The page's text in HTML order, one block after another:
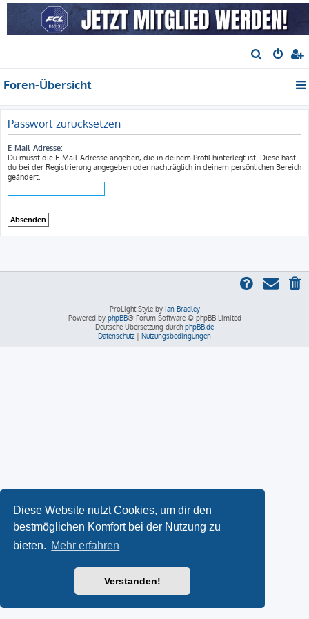
Diese Website nutzt Cookies, um dir den
bestmöglichen Komfort bei der Nutzung zu
bieten. Mehr erfahren
Verstanden!
u
h
Foren-Übersicht
Passwort zurücksetzen
E-Mail-Adresse:
Du musst die E-Mail-Adresse angeben, die in deinem Profil hinterlegt ist. Diese hast
du bei der Registrierung angegeben oder nachträglich in deinem persönlichen Bereich
geändert.
ProLight Style by Ian Bradley
Powered by phpBB® Forum Software © phpBB Limited
Deutsche Übersetzung durch phpBB.de
Datenschutz | Nutzungsbedingungen